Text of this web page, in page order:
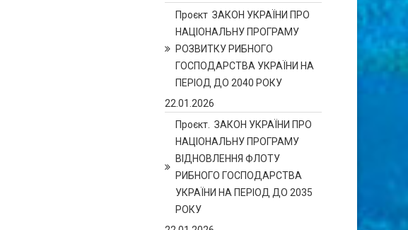
Проєкт ЗАКОН УКРАЇНИ ПРО
НАЦІОНАЛЬНУ ПРОГРАМУ
РОЗВИТКУ РИБНОГО
ГОСПОДАРСТВА УКРАЇНИ НА
ПЕРІОД ДО 2040 РОКУ
22.01.2026
Проєкт. ЗАКОН УКРАЇНИ ПРО
НАЦІОНАЛЬНУ ПРОГРАМУ
ВІДНОВЛЕННЯ ФЛОТУ
РИБНОГО ГОСПОДАРСТВА
УКРАЇНИ НА ПЕРІОД ДО 2035
РОКУ